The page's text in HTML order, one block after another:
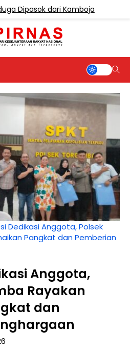
dari Kamboja
Dedikasi Anggota, Polsek
Pangkat dan Pemberian
Anggota,
Rayakan
dan